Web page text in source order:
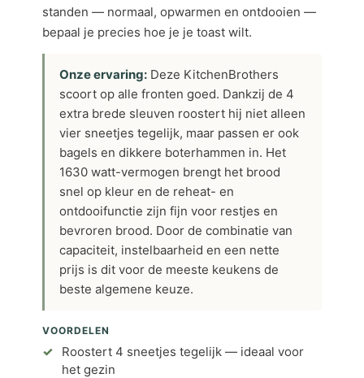
standen — normaal, opwarmen en ontdooien —
bepaal je precies hoe je je toast wilt.
Onze ervaring: Deze KitchenBrothers
scoort op alle fronten goed. Dankzij de 4
extra brede sleuven roostert hij niet alleen
vier sneetjes tegelijk, maar passen er ook
bagels en dikkere boterhammen in. Het
1630 watt-vermogen brengt het brood
snel op kleur en de reheat- en
ontdooifunctie zijn fijn voor restjes en
bevroren brood. Door de combinatie van
capaciteit, instelbaarheid en een nette
prijs is dit voor de meeste keukens de
beste algemene keuze.
VOORDELEN
Roostert 4 sneetjes tegelijk — ideaal voor
het gezin